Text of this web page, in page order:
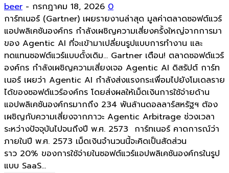
beer - กรกฎาคม 18, 2026 0
การ์ทเนอร์ (Gartner) เผยรายงานล่าสุด มูลค่าตลาดซอฟต์แวร์
แอปพลิเคชันองค์กร กำลังเผชิญความเสี่ยงครั้งใหญ่จากการมา
ของ Agentic AI ที่จะเข้ามาเปลี่ยนรูปแบบการทำงาน และ
ทดแทนซอฟต์แวร์แบบดั้งเดิม... Gartner เตือน! ตลาดซอฟต์แวร์
องค์กร กำลังเผชิญความเสี่ยงเจอ Agentic AI ดิสรัปต์ การ์ท
เนอร์ เผยว่า Agentic AI กำลังส่งแรงกระเพื่อมไปยังโมเดลราย
ได้ของซอฟต์แวร์องค์กร โดยส่งผลให้เม็ดเงินการใช้จ่ายด้าน
แอปพลิเคชันองค์กรมากถึง 234 พันล้านดอลลาร์สหรัฐฯ ต้อง
เผชิญกับความเสี่ยงจากภาวะ Agentic Arbitrage ช่วงเวลา
ระหว่างปัจจุบันไปจนถึงปี พ.ศ. 2573 การ์ทเนอร์ คาดการณ์ว่า
ภายในปี พ.ศ. 2573 เม็ดเงินจำนวนนี้จะคิดเป็นสัดส่วน
ราว 20% ของการใช้จ่ายในซอฟต์แวร์แอปพลิเคชันองค์กรในรูป
แบบ SaaS...